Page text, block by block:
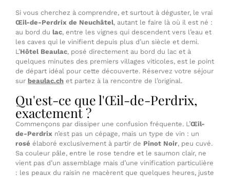
Si vous cherchez à comprendre, et surtout à déguster, le vrai
Œil-de-Perdrix de Neuchâtel, autant le faire là où il est né :
au bord du lac, entre les vignes qui descendent vers l’eau et
les caves qui le vinifient depuis plus d’un siècle et demi.
L’Hôtel Beaulac, posé directement au bord du lac et à
quelques minutes des premiers villages viticoles, est le point
de départ idéal pour cette découverte. Réservez votre séjour
sur beaulac.ch et partez à la rencontre de l’original.
Qu'est-ce que l'Œil-de-Perdrix,
exactement ?
Commençons par dissiper une confusion fréquente. L’Œil-
de-Perdrix n’est pas un cépage, mais un type de vin : un
rosé élaboré exclusivement à partir de Pinot Noir, peu cuvé.
Sa couleur pâle, entre le rose tendre et le saumon clair, ne
vient pas d’un assemblage mais d’une vinification particulière
: les peaux du raisin ne macèrent que quelques heures, juste